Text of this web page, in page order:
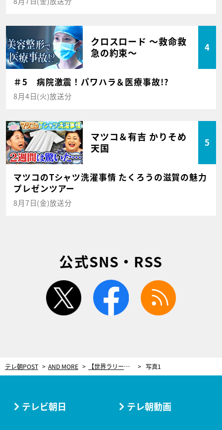
クロスロード ～救命救
急の約束～
4
＃5 病院激震！パワハラ＆医療事故!?
8月4日(火)放送分
マツコ＆有吉 かりそめ
天国
5
マツコのTシャツ洗濯事情 たくろうの滋賀の魅力
プレゼンツアー
8月7日(金)放送分
公式SNS・RSS
twitter facebook
テレ朝POST AND MORE 【世界ラリー（WRC）】トヨタ・ラトバラは2位！新人ラッピも2日連続のSS最速 第7戦ラリー・イタリア デイ3結果 写真1
テレビ朝日 テレ朝動画